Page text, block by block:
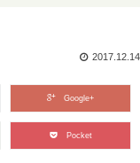
2017.12.14
Google+
Pocket